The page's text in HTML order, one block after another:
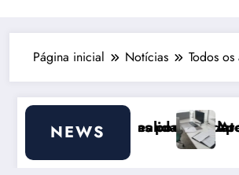
Página inicial Notícias Todos
NEWS
Atendimento
Apostila de Haia Portugal